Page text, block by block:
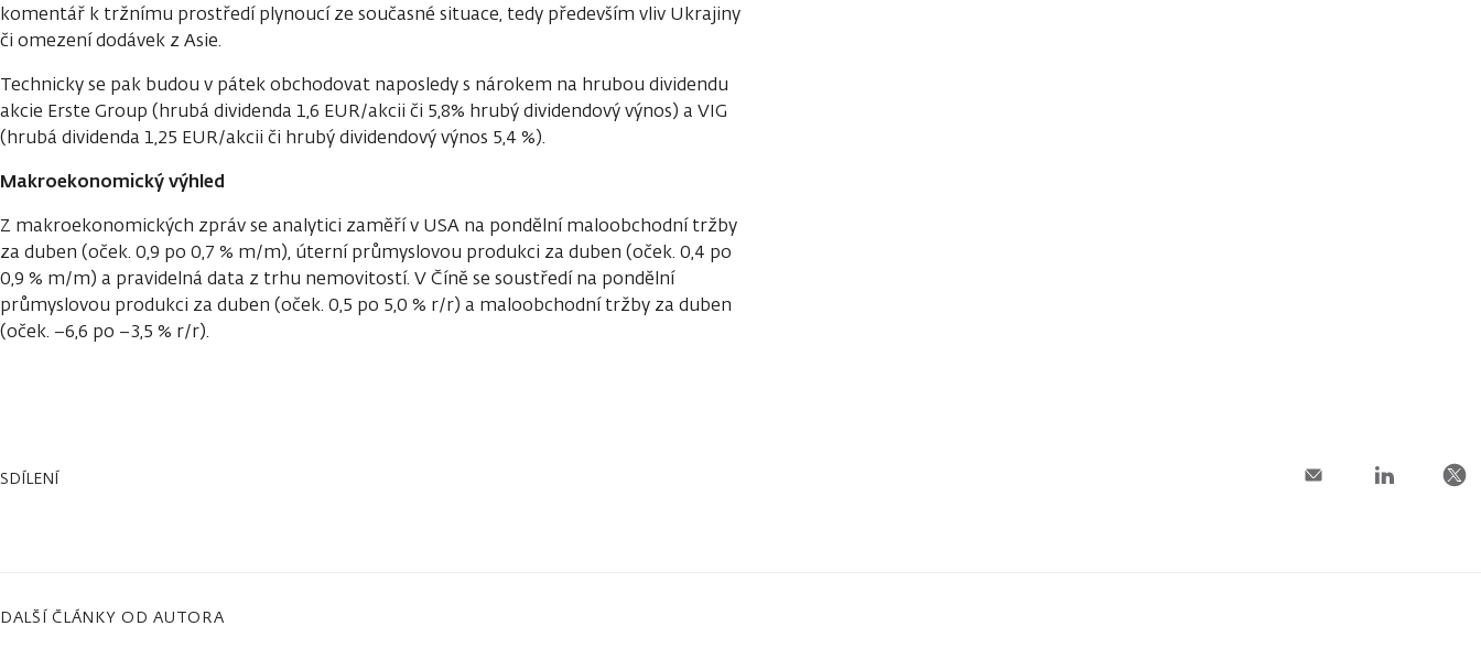
komentář k tržnímu prostředí plynoucí ze současné situace, tedy především vliv Ukrajiny
či omezení dodávek z Asie.
Technicky se pak budou v pátek obchodovat naposledy s nárokem na hrubou dividendu
akcie Erste Group (hrubá dividenda 1,6 EUR/akcii či 5,8% hrubý dividendový výnos) a VIG
(hrubá dividenda 1,25 EUR/akcii či hrubý dividendový výnos 5,4 %).
Makroekonomický výhled
Z makroekonomických zpráv se analytici zaměří v USA na pondělní maloobchodní tržby
za duben (oček. 0,9 po 0,7 % m/m), úterní průmyslovou produkci za duben (oček. 0,4 po
0,9 % m/m) a pravidelná data z trhu nemovitostí. V Číně se soustředí na pondělní
průmyslovou produkci za duben (oček. 0,5 po 5,0 % r/r) a maloobchodní tržby za duben
(oček. −6,6 po −3,5 % r/r).
SDÍLENÍ
DALŠÍ ČLÁNKY OD AUTORA